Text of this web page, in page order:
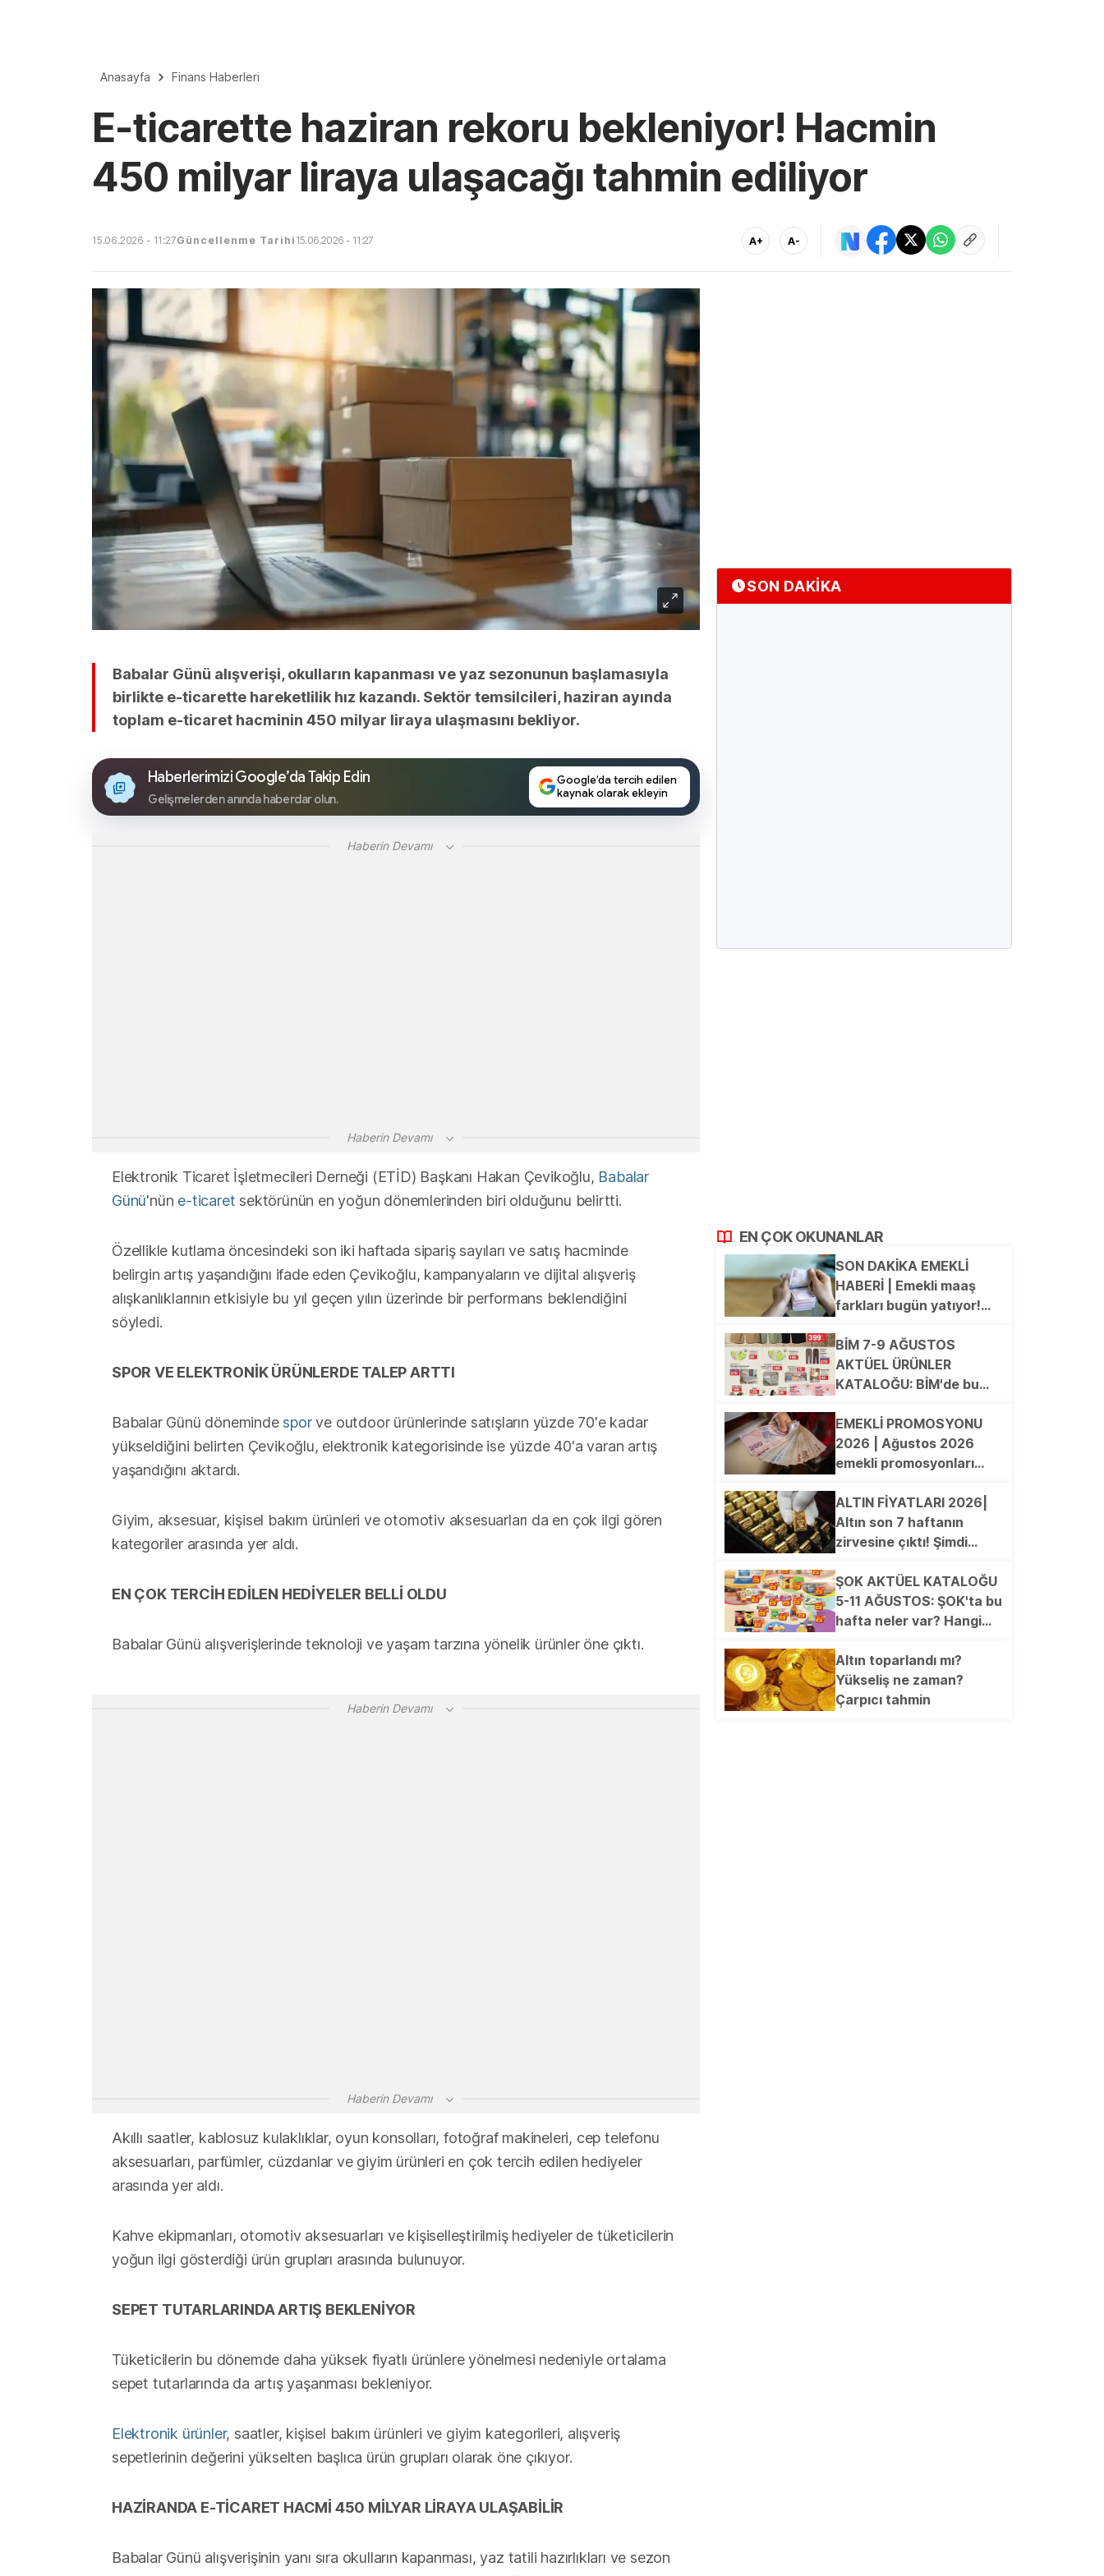
Anasayfa Finans Haberleri
E-ticarette haziran rekoru bekleniyor! Hacmin
450 milyar liraya ulaşacağı tahmin ediliyor
15.06.2026 - 11:27Güncellenme Tarihi 15.06.2026 - 11:27 A+ A-
Babalar Günü alışverişi, okulların kapanması ve yaz sezonunun başlamasıyla
birlikte e-ticarette hareketlilik hız kazandı. Sektör temsilcileri, haziran ayında
toplam e-ticaret hacminin 450 milyar liraya ulaşmasını bekliyor.
Haberlerimizi Google’da Takip Edin
Gelişmelerden anında haberdar olun.
Google’da tercih edilen
kaynak olarak ekleyin
Haberin Devamı
Haberin Devamı
Elektronik Ticaret İşletmecileri Derneği (ETİD) Başkanı Hakan Çevikoğlu, Babalar
Günü'nün e-ticaret sektörünün en yoğun dönemlerinden biri olduğunu belirtti.
Özellikle kutlama öncesindeki son iki haftada sipariş sayıları ve satış hacminde
belirgin artış yaşandığını ifade eden Çevikoğlu, kampanyaların ve dijital alışveriş
alışkanlıklarının etkisiyle bu yıl geçen yılın üzerinde bir performans beklendiğini
söyledi.
SPOR VE ELEKTRONİK ÜRÜNLERDE TALEP ARTTI
Babalar Günü dönemindesporve outdoor ürünlerinde satışların yüzde 70'e kadar
yükseldiğini belirten Çevikoğlu, elektronik kategorisinde ise yüzde 40'a varan artış
yaşandığını aktardı.
Giyim, aksesuar, kişisel bakım ürünleri ve otomotiv aksesuarları da en çok ilgi gören
kategoriler arasında yer aldı.
EN ÇOK TERCİH EDİLEN HEDİYELER BELLİ OLDU
Babalar Günü alışverişlerinde teknoloji ve yaşam tarzına yönelik ürünler öne çıktı.
Haberin Devamı
Haberin Devamı
Akıllı saatler, kablosuz kulaklıklar, oyun konsolları, fotoğraf makineleri, cep telefonu
aksesuarları, parfümler, cüzdanlar ve giyim ürünleri en çok tercih edilen hediyeler
arasında yer aldı.
Kahve ekipmanları, otomotiv aksesuarları ve kişiselleştirilmiş hediyeler de tüketicilerin
yoğun ilgi gösterdiği ürün grupları arasında bulunuyor.
SEPET TUTARLARINDA ARTIŞ BEKLENİYOR
Tüketicilerin bu dönemde daha yüksek fiyatlı ürünlere yönelmesi nedeniyle ortalama
sepet tutarlarında da artış yaşanması bekleniyor.
Elektronik ürünler, saatler, kişisel bakım ürünleri ve giyim kategorileri, alışveriş
sepetlerinin değerini yükselten başlıca ürün grupları olarak öne çıkıyor.
HAZİRANDA E-TİCARET HACMİ 450 MİLYAR LİRAYA ULAŞABİLİR
Babalar Günü alışverişinin yanı sıra okulların kapanması, yaz tatili hazırlıkları ve sezon
SON DAKİKA
EN ÇOK OKUNANLAR
SON DAKİKA EMEKLİ
HABERİ | Emekli maaş
farkları bugün yatıyor!
alacak?
BİM 7-9 AĞUSTOS
AKTÜEL ÜRÜNLER
KATALOĞU: BİM'de bu
indirimde? El Havlusu,
Yüz Havlusu, Çift Kişilik
Lastikli Çarşaf, Safari
Pantalon, Wok Tava...
EMEKLİ PROMOSYONU
2026 | Ağustos 2026
emekli promosyonları
ödemeyi hangi banka
veriyor?
ALTIN FİYATLARI 2026|
Altın son 7 haftanın
zirvesine çıktı! Şimdi
ŞOK AKTÜEL KATALOĞU
5-11 AĞUSTOS: ŞOK'ta bu
hafta neler var? Hangi
Frezya Kase, Kilim, Koltuk
Örtüsü, Peştemal, Dijital
Baskılı Plaj Çantası,
Altın toparlandı mı?
Yükseliş ne zaman?
Çarpıcı tahmin